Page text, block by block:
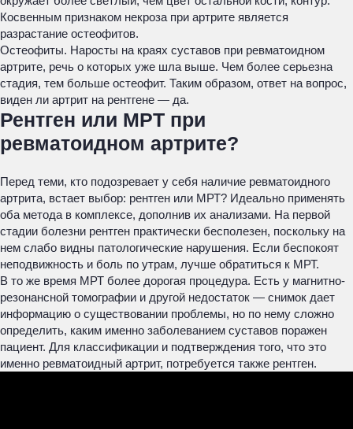
Косвенным признаком некроза при артрите является
разрастание остеофитов.
Остеофиты. Наросты на краях суставов при ревматоидном
артрите, речь о которых уже шла выше. Чем более серьезна
стадия, тем больше остеофит. Таким образом, ответ на вопрос,
виден ли артрит на рентгене — да.
Рентген или МРТ при
ревматоидном артрите?
Перед теми, кто подозревает у себя наличие ревматоидного
артрита, встает выбор: рентген или МРТ? Идеально применять
оба метода в комплексе, дополнив их анализами. На первой
стадии болезни рентген практически бесполезен, поскольку на
нем слабо видны патологические нарушения. Если беспокоят
неподвижность и боль по утрам, лучше обратиться к МРТ.
В то же время МРТ более дорогая процедура. Есть у магнитно-
резонансной томографии и другой недостаток — снимок дает
информацию о существовании проблемы, но по нему сложно
определить, каким именно заболеванием суставов поражен
пациент. Для классификации и подтверждения того, что это
именно ревматоидный артрит, потребуется также рентген.